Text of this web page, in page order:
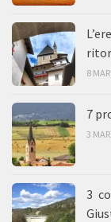
8
7
3
3